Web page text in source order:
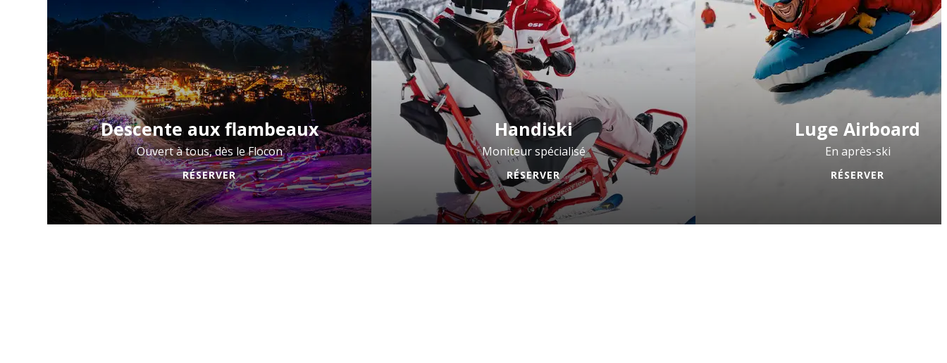
Descente aux flambeaux
Ouvert à tous, dès le Flocon
RÉSERVER
Handiski
Moniteur spécialisé
RÉSERVER
Luge Airboard
En après-ski
RÉSERVER